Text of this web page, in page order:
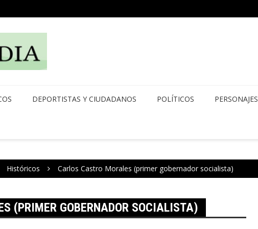
DEPORTISTAS Y CIUDADANOS POLÍTICOS PERSONAJES
Históricos Carlos Castro Morales (primer gobernador socialista)
(PRIMER GOBERNADOR SOCIALISTA)